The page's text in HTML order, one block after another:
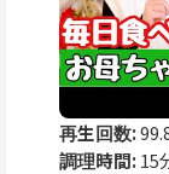
再生回数:
調理時間:15